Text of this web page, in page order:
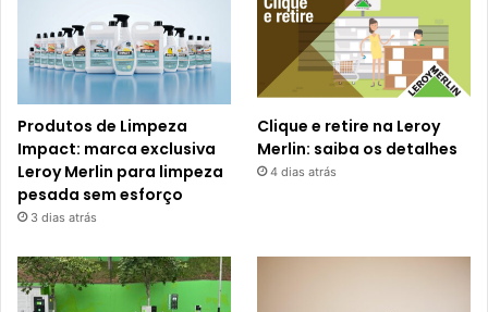
Produtos de Limpeza
Impact: marca exclusiva
Leroy Merlin para limpeza
pesada sem esforço
3 dias atrás
Clique e retire na Leroy
Merlin: saiba os detalhes
4 dias atrás